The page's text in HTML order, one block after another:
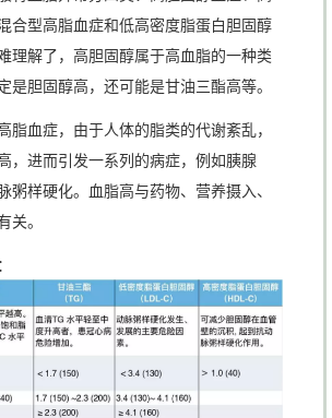
合型高脂血症和低高密度脂蛋白胆固醇
理解了，高胆固醇属于高血脂的一种类
是胆固醇高，还可能是甘油三酯高等。
脂血症，由于人体的脂类的代谢紊乱，
，进而引发一系列的病症，例如胰腺
粥样硬化。血脂高与药物、营养摄入、
关。
：